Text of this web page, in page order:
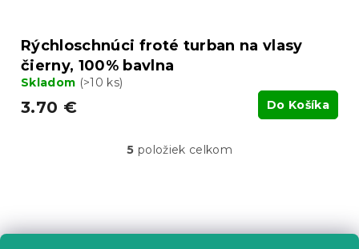
Rýchloschnúci froté turban na vlasy
čierny, 100% bavlna
Skladom (>10 ks)
3.70 € Do Košíka
O
a
5 položiek celkom
á